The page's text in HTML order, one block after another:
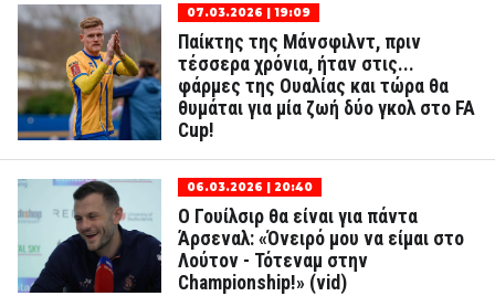
07.03.2026 | 19:09
Παίκτης της Μάνσφιλντ, πριν
τέσσερα χρόνια, ήταν στις...
φάρμες της Ουαλίας και τώρα θα
θυμάται για μία ζωή δύο γκολ στο FA
Cup!
06.03.2026 | 20:40
Ο Γουίλσιρ θα είναι για πάντα
Άρσεναλ: «Όνειρό μου να είμαι στο
Λούτον - Τότεναμ στην
Championship!» (vid)